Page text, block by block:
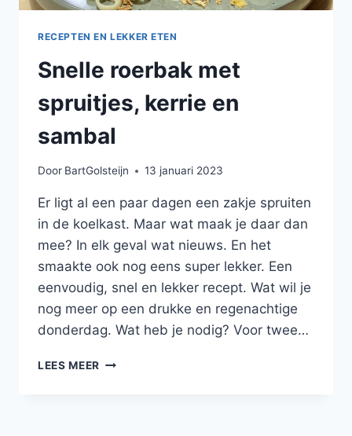
RECEPTEN EN LEKKER ETEN
Snelle roerbak met
spruitjes, kerrie en
sambal
Door BartGolsteijn 13 januari 2023
Er ligt al een paar dagen een zakje spruiten
in de koelkast. Maar wat maak je daar dan
mee? In elk geval wat nieuws. En het
smaakte ook nog eens super lekker. Een
eenvoudig, snel en lekker recept. Wat wil je
nog meer op een drukke en regenachtige
donderdag. Wat heb je nodig? Voor twee…
LEES MEER SNELLE